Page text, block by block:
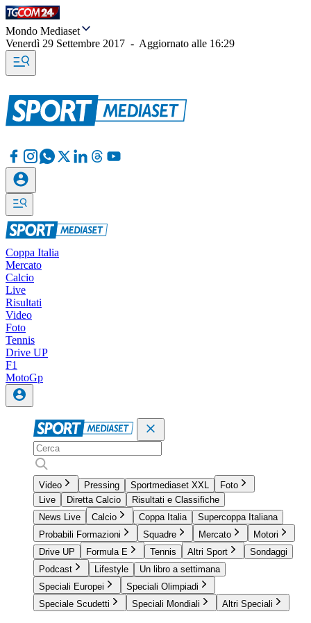
Mondo Mediaset
Venerdì 29 Settembre 2017 - Aggiornato alle 16:29
Coppa Italia
Mercato
Calcio
Live
Risultati
Video
Foto
Tennis
Drive UP
F1
MotoGp
Video Pressing Sportmediaset XXL
Foto
Live
Diretta Calcio
Risultati e Classifiche
News Live
Calcio Coppa Italia
Supercoppa Italiana
Probabili Formazioni
Squadre Mercato
Motori
Drive UP
Formula E Tennis Altri Sport
Sondaggi
Podcast
Lifestyle
Un libro a settimana
Speciali Europei
Speciali Olimpiadi
Speciale Scudetti
Speciali Mondiali Altri Speciali